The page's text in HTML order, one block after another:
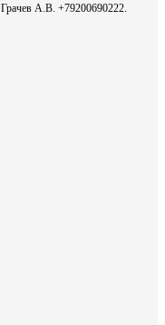
А.В. +79200690222.